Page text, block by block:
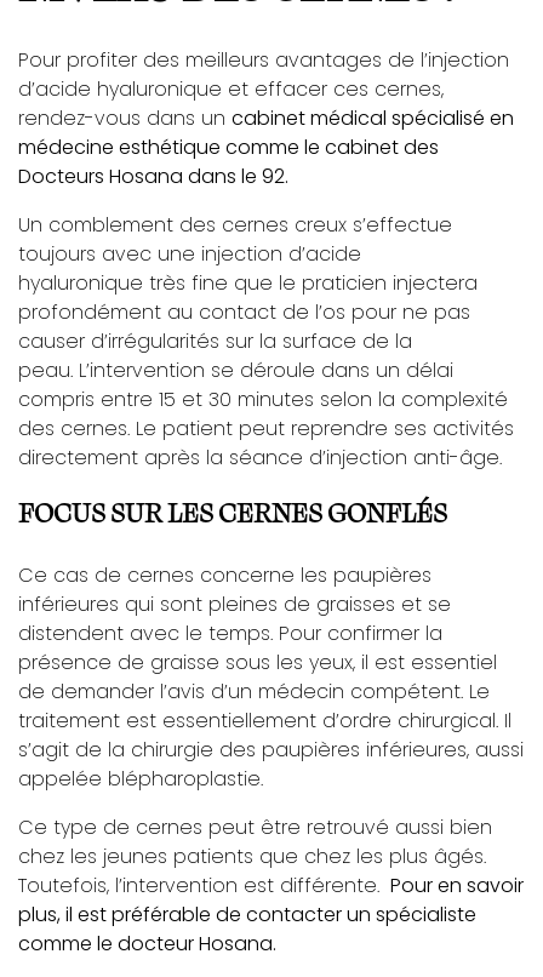
Pour profiter des meilleurs avantages de l’injection
d’acide hyaluronique et effacer ces cernes,
rendez-vous dans un cabinet médical spécialisé en
médecine esthétique comme le cabinet des
Docteurs Hosana dans le 92.
Un comblement des cernes creux s’effectue
toujours avec une injection d’acide
hyaluronique très fine que le praticien injectera
profondément au contact de l’os pour ne pas
causer d’irrégularités sur la surface de la
peau. L’intervention se déroule dans un délai
compris entre 15 et 30 minutes selon la complexité
des cernes. Le patient peut reprendre ses activités
directement après la séance d’injection anti-âge.
FOCUS SUR LES CERNES GONFLÉS
Ce cas de cernes concerne les paupières
inférieures qui sont pleines de graisses et se
distendent avec le temps. Pour confirmer la
présence de graisse sous les yeux, il est essentiel
de demander l’avis d’un médecin compétent. Le
traitement est essentiellement d’ordre chirurgical. Il
s’agit de la chirurgie des paupières inférieures, aussi
appelée blépharoplastie.
Ce type de cernes peut être retrouvé aussi bien
chez les jeunes patients que chez les plus âgés.
Toutefois, l’intervention est différente. Pour en savoir
plus, il est préférable de contacter un spécialiste
comme le docteur Hosana.